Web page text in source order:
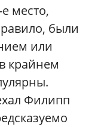
место,
были
или
крайнем
Филипп